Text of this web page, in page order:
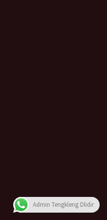
Admin Tengkleng Dlidir